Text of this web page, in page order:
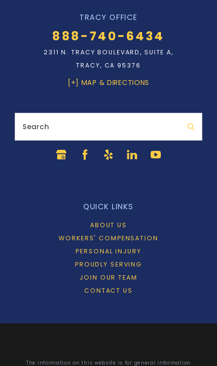
TRACY OFFICE
888-740-6434
2311 N. TRACY BOULEVARD, SUITE A,
TRACY, CA 95376
[+] MAP & DIRECTIONS
Search
QUICK LINKS
ABOUT US
WORKERS' COMPENSATION
PERSONAL INJURY
PROUDLY SERVING
JOIN OUR TEAM
CONTACT US
The information on this website is for general information